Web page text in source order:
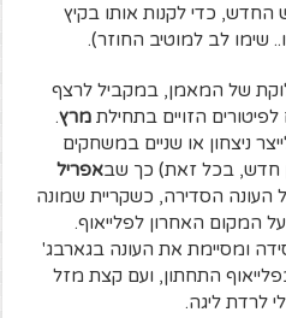
כדי לקנות אותו בקיץ
שימו לב למוטיב החוזר).
של המאמן, במקביל לרצף
הזויים בתחילתמרץ.
ניצחון או שניים במשחקים
חדש, בכל זאת) כך שבאפריל
העונה הסדירה, כשקריית שמונה
המקום האחרון לפלייאוף.
ומסיימת את העונה בגארבג'
התחתון, ועם קצת מזל
לרדת ליגה.